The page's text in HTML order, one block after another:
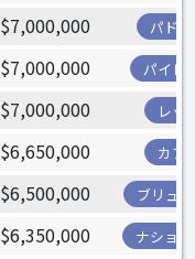
$7,000,000 パド
$7,000,000 パイレ
$7,000,000 レッ
$6,650,000 カブ
$6,500,000 ブリュ
$6,350,000 ナショ